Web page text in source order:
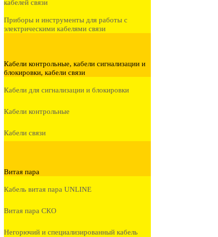
кабелей связи
Приборы и инструменты для работы с
электрическими кабелями связи
Кабели контрольные, кабели сигнализации и
блокировки, кабели связи
Кабели для сигнализации и блокировки
Кабели контрольные
Кабели связи
Витая пара
Кабель витая пара UNLINE
Витая пара СКО
Негорючий и специализированный кабель